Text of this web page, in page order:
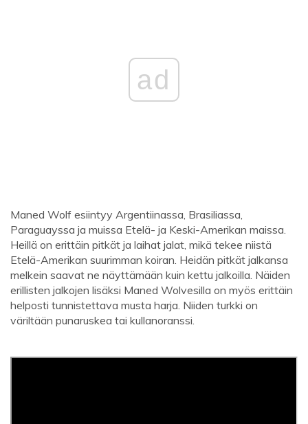
ad
Maned Wolf esiintyy Argentiinassa, Brasiliassa,
Paraguayssa ja muissa Etelä- ja Keski-Amerikan maissa.
Heillä on erittäin pitkät ja laihat jalat, mikä tekee niistä
Etelä-Amerikan suurimman koiran. Heidän pitkät jalkansa
melkein saavat ne näyttämään kuin kettu jalkoilla. Näiden
erillisten jalkojen lisäksi Maned Wolvesilla on myös erittäin
helposti tunnistettava musta harja. Niiden turkki on
väriltään punaruskea tai kullanoranssi.